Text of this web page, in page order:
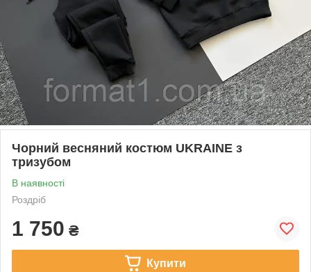
Чорний весняний костюм UKRAINE з
тризубом
В наявності
Роздріб
1 750 ₴
Купити